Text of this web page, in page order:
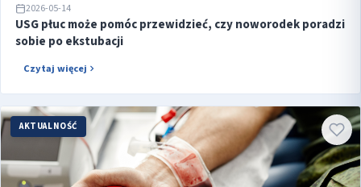
2026-05-14
USG płuc może pomóc przewidzieć, czy noworodek poradzi
sobie po ekstubacji
Czytaj więcej
AKTUALNOŚĆ